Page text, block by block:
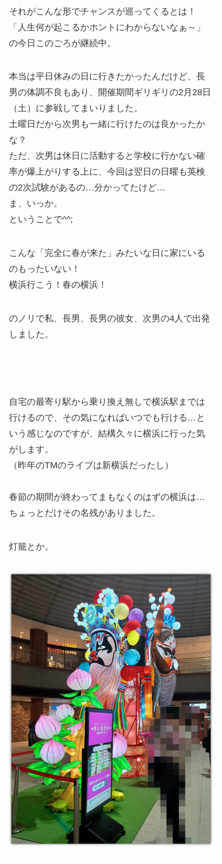
それがこんな形でチャンスが巡ってくるとは！
「人生何が起こるかホントにわからないなぁ～」
の今日このごろが継続中。
本当は平日休みの日に行きたかったんだけど、長
男の体調不良もあり、開催期間ギリギリの2月28日
（土）に参戦してまいりました。
土曜日だから次男も一緒に行けたのは良かったか
な？
ただ、次男は休日に活動すると学校に行かない確
率が爆上がりする上に、今回は翌日の日曜も英検
の2次試験があるの…分かってたけど…
ま、いっか。
ということで^^;
こんな「完全に春が来た」みたいな日に家にいる
のもったいない！
横浜行こう！春の横浜！
のノリで私、長男、長男の彼女、次男の4人で出発
しました。
自宅の最寄り駅から乗り換え無しで横浜駅までは
行けるので、その気になればいつでも行ける…と
いう感じなのですが、結構久々に横浜に行った気
がします。
（昨年のTMのライブは新横浜だったし）
春節の期間が終わってまもなくのはずの横浜は…
ちょっとだけその名残がありました。
灯籠とか。